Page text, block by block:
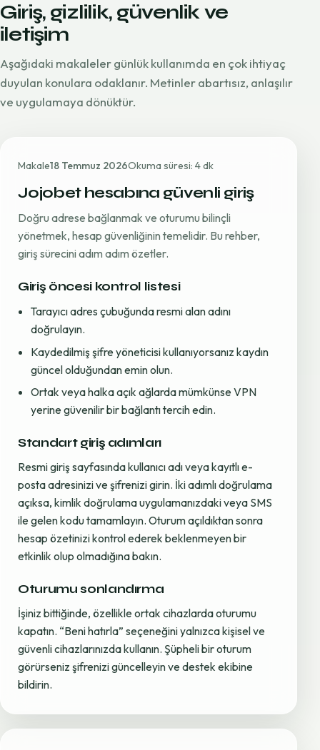
Giriş, gizlilik, güvenlik ve
iletişim
Aşağıdaki makaleler günlük kullanımda en çok ihtiyaç
duyulan konulara odaklanır. Metinler abartısız, anlaşılır
ve uygulamaya dönüktür.
Makale18 Temmuz 2026Okuma süresi: 4 dk
Jojobet hesabına güvenli giriş
Doğru adrese bağlanmak ve oturumu bilinçli
yönetmek, hesap güvenliğinin temelidir. Bu rehber,
giriş sürecini adım adım özetler.
Giriş öncesi kontrol listesi
Tarayıcı adres çubuğunda resmi alan adını
doğrulayın.
Kaydedilmiş şifre yöneticisi kullanıyorsanız kaydın
güncel olduğundan emin olun.
Ortak veya halka açık ağlarda mümkünse VPN
yerine güvenilir bir bağlantı tercih edin.
Standart giriş adımları
Resmi giriş sayfasında kullanıcı adı veya kayıtlı e-
posta adresinizi ve şifrenizi girin. İki adımlı doğrulama
açıksa, kimlik doğrulama uygulamanızdaki veya SMS
ile gelen kodu tamamlayın. Oturum açıldıktan sonra
hesap özetinizi kontrol ederek beklenmeyen bir
etkinlik olup olmadığına bakın.
Oturumu sonlandırma
İşiniz bittiğinde, özellikle ortak cihazlarda oturumu
kapatın. “Beni hatırla” seçeneğini yalnızca kişisel ve
güvenli cihazlarınızda kullanın. Şüpheli bir oturum
görürseniz şifrenizi güncelleyin ve destek ekibine
bildirin.